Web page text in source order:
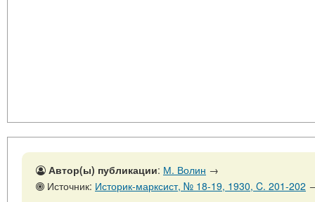
Автор(ы) публикации: М. Волин →
Источник: Историк-марксист, № 18-19, 1930, C. 201-202